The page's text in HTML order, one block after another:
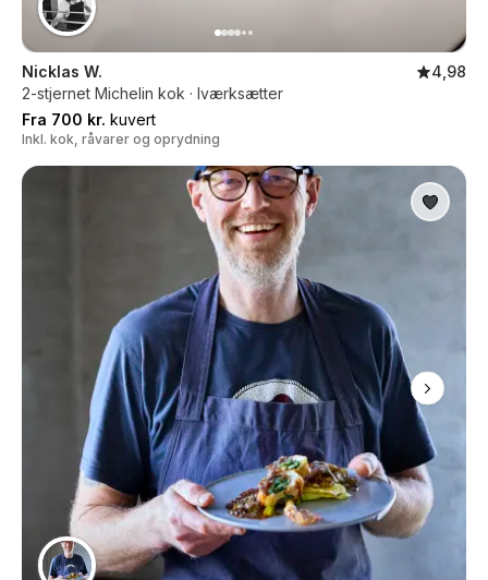
Nicklas W.
4,98
2-stjernet Michelin kok · Iværksætter
Fra 700 kr. kuvert
Inkl. kok, råvarer og oprydning